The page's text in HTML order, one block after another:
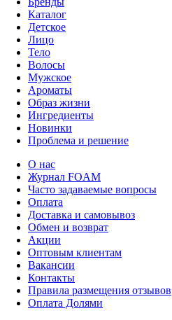
Каталог
Детское
Лицо
Тело
Волосы
Мужское
Ароматы
Образ жизни
Ингредиенты
Новинки
Проблема и решение
О нас
Журнал FOAM
Часто задаваемые вопросы
Оплата
Доставка и самовывоз
Обмен и возврат
Акции
Оптовым клиентам
Вакансии
Контакты
Правила размещения отзывов
Оплата Долями